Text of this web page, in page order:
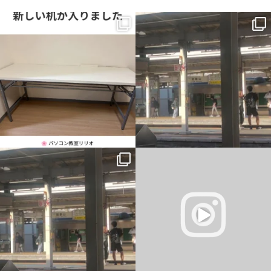
0 0
一番最初の予定では、午前中教室、午後
から大阪市内出張だったのですが、父の
主治医が父を含めて話をしまし...
1 0
一番最初の予定では、午前中教室、午後
から大阪市内出張だったのですが、父の
主治医が父を含めて話をしまし...
6 0
#花火
#きれい...
4 0